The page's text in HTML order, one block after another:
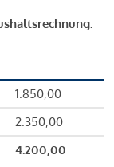
1.850,00
2.350,00
4.200,00